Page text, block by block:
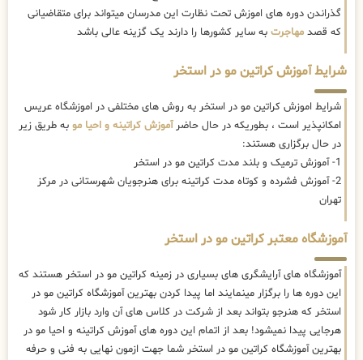
گذراندن دوره های اموزش تحت نظارت این مدرسان میتواند برای متقاضیانی
که قصد مهاجرت به سایر کشورها را دارند یک گزینه عالی باشد
شرایط آموزش کراتین مو در استخر
شرایط اموزش کراتین مو در استخر به روش های مختلفی در اموزشگاه عریس
امکانپذیر است ، بطوریکه در حال حاضرآموزش کراتینه و احیا مو به طریق زیر
در حال برگزاری هستند:
1- آموزش ترمیک و بلند مدت کراتین مو در استخر
2- آموزش فشرده و کوتاه مدت کراتینه برای هنرجویان شهرستانی در مرکز
تهران
آموزشگاه معتبر کراتین مو در استخر
آموزشگاه های آرایشگری های بسیاری در زمینه کراتین مو در استخر هستند که
این دوره ها را برگزار مینمایند اما پیدا کردن بهترین آموزشگاه کراتین مو در
استخر که هنرجو بتواند بعد از شرکت در کلاس های آن وارد بازار کار شود
هرجایی پیدا نمیشود! بعد از اتمام این دوره های آموزش کراتینه و احیا مو در
بهترین آموزشگاه کراتین مو در استخر شما جهت ازمون نهایی به فنی و حرفه